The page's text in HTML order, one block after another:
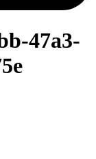
47a3-